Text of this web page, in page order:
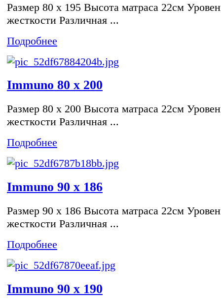
Размер 80 x 195 Высота матраса 22см
жесткости Различная ...
Подробнее
Immuno 80 x 200
Размер 80 x 200 Высота матраса 22см
жесткости Различная ...
Подробнее
Immuno 90 x 186
Размер 90 x 186 Высота матраса 22см
жесткости Различная ...
Подробнее
Immuno 90 x 190